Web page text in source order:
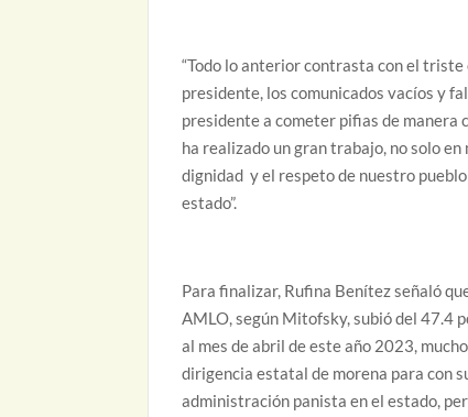
“Todo lo anterior contrasta con el
presidente, los comunicados vacíos y
presidente a cometer pifias de manera
ha realizado un gran trabajo, no solo
dignidad y el respeto de nuestro
estado”.
Para finalizar, Rufina Benítez señaló
AMLO, según Mitofsky, subió del 47.4
al mes de abril de este año 2023,
dirigencia estatal de morena para con
administración panista en el estado,